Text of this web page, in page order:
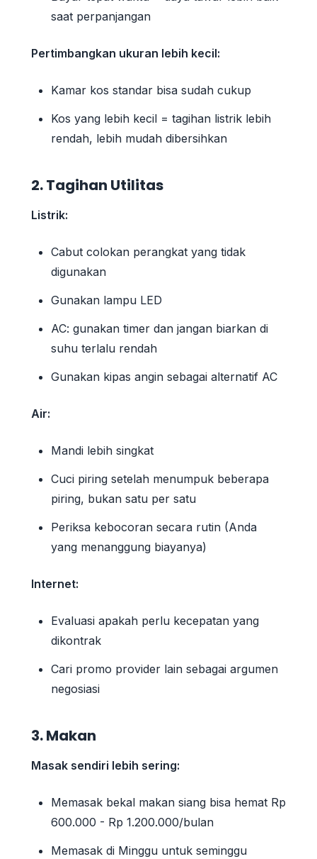
saat perpanjangan
Pertimbangkan ukuran lebih kecil:
Kamar kos standar bisa sudah cukup
Kos yang lebih kecil = tagihan listrik lebih
rendah, lebih mudah dibersihkan
2. Tagihan Utilitas
Listrik:
Cabut colokan perangkat yang tidak
digunakan
Gunakan lampu LED
AC: gunakan timer dan jangan biarkan di
suhu terlalu rendah
Gunakan kipas angin sebagai alternatif AC
Air:
Mandi lebih singkat
Cuci piring setelah menumpuk beberapa
piring, bukan satu per satu
Periksa kebocoran secara rutin (Anda
yang menanggung biayanya)
Internet:
Evaluasi apakah perlu kecepatan yang
dikontrak
Cari promo provider lain sebagai argumen
negosiasi
3. Makan
Masak sendiri lebih sering:
Memasak bekal makan siang bisa hemat Rp
600.000 - Rp 1.200.000/bulan
Memasak di Minggu untuk seminggu